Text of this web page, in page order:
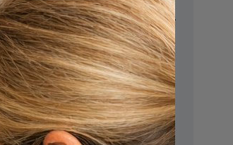
Juridisch adviesbureau mr. W.G.H.M.
van der Putten c.s.
Zutphensestraatweg 7
6881 WN Velp (Gld)
E-mail:
mr.vanderputten@gmail.com